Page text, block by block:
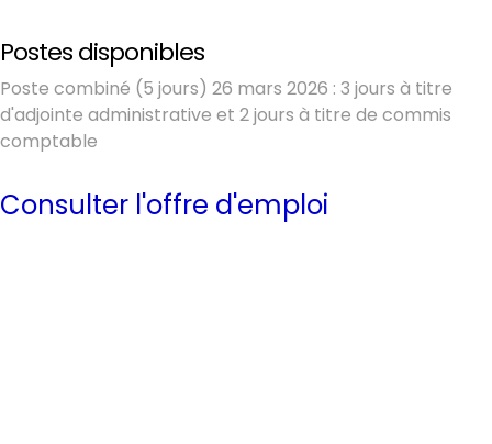
Postes disponibles
Poste combiné (5 jours) 26 mars 2026 : 3 jours à titre
d'adjointe administrative et 2 jours à titre de commis
comptable
Consulter l'offre d'emploi